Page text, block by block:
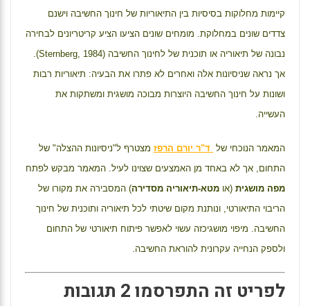
קיימות מחלוקות בסיסיות בין התיאוריות של חינוך החשיבה וישנם
צדדים שונים במחלוקת. מומחים שונים הציעו הציע קריטריונים לבחירה
נבונה של תיאוריה או תוכנית של לחינוך החשיבה (Sternberg, 1984
).
אך נראה שניסיונות אלה ואחרים לא פתרו את הבעיה: תיאוריות רבות
ושונות על חינוך החשיבה היוצרות מבוכה מושגית ומשתקות את
העשייה.
המאמר הנוכחי של ד"ר יורם הרפז מצטרף ל"ניסיונות ההצלה" של
התחום, אך לא באחד מן האמצעים שצוינו לעיל. המאמר מבקש לפתח
מפה מושגית (או מטא-תיאוריה מסדירה) המסבירה את מקורו של
הריבוי התיאורטי, ונותנת מקום שיטתי לכל תיאוריה ותוכנית של חינוך
החשיבה. מיפוי מושגיכזה עשוי לאפשר פיתוח תיאורטי של התחום
ולספק הנחייה עקרונית להוראת החשיבה.
לפריט זה התפרסמו 2 תגובות